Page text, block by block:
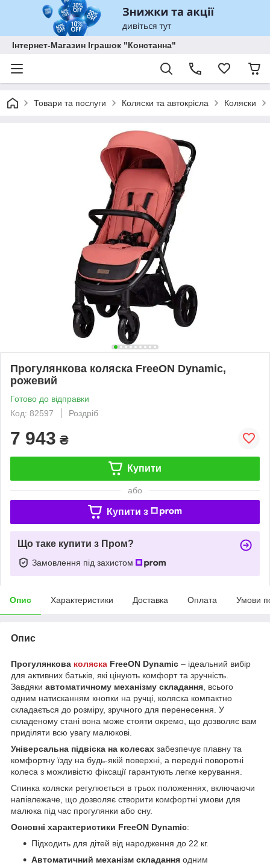
Інтернет-Магазин Іграшок "Констанна"
Товари та послуги Коляски та автокрісла Коляски
Прогулянкова коляска FreeON Dynamic,
рожевий
Готово до відправки
Код: 82597
Роздріб
7 943 ₴
Купити
або
Купити з
Що таке купити з Пром?
Замовлення під захистом
Опис Характеристики Доставка Оплата Умови
Опис
Прогулянкова коляска FreeON Dynamic – ідеальний вибір
для активних батьків, які цінують комфорт та зручність.
Завдяки автоматичному механізму складання , всього
одним натисканням кнопки на ручці, коляска компактно
складається до розміру, зручного для перенесення. У
складеному стані вона може стояти окремо, що дозволяє вам
приділяти всю увагу малюкові.
Універсальна підвіска на колесах забезпечує плавну та
комфортну їзду на будь-якій поверхні, а передні поворотні
колеса з можливістю фіксації гарантують легке керування.
Спинка коляски регулюється в трьох положеннях, включаючи
напівлежаче, що дозволяє створити комфортні умови для
малюка під час прогулянки або сну.
Основні характеристики FreeON Dynamic:
Підходить для дітей від народження до 22 кг.
Автоматичний механізм складання одним